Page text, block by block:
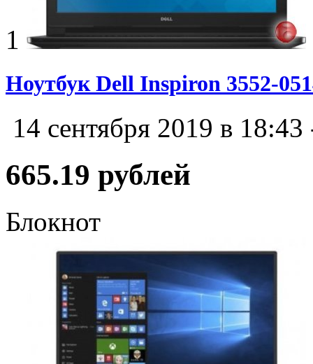
1
Ноутбук Dell Inspiron 3552-
14 сентября 2019 в
665.19 рублей
Блокнот